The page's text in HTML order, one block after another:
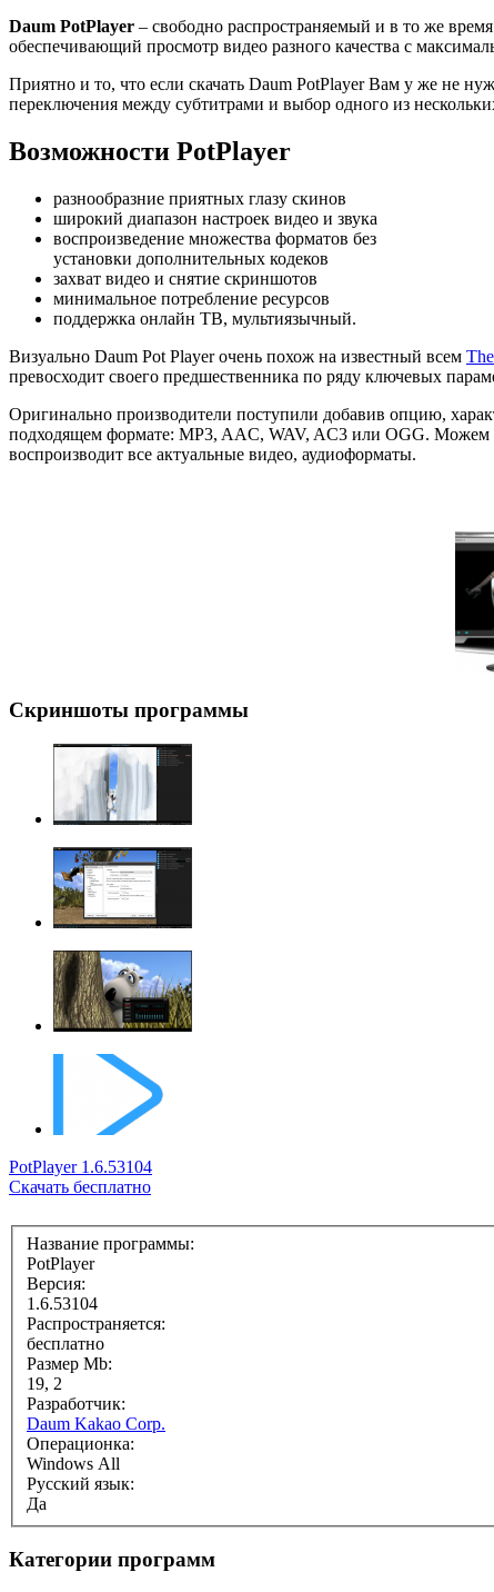
Daum PotPlayer – свободно распространяемый и в то же
обеспечивающий просмотр видео разного качества с
Приятно и то, что если скачать Daum PotPlayer Вам у же не
переключения между субтитрами и выбор одного из
Возможности PotPlayer
разнообразние приятных глазу скинов
широкий диапазон настроек видео и звука
воспроизведение множества форматов без
установки дополнительных кодеков
захват видео и снятие скриншотов
минимальное потребление ресурсов
поддержка онлайн ТВ, мультиязычный.
Визуально Daum Pot Player очень похож на известный всем
превосходит своего предшественника по ряду ключевых
Оригинально производители поступили добавив опцию,
подходящем формате: MP3, AAC, WAV, AC3 или OGG. Можем
воспроизводит все актуальные видео­, аудиоформаты.
Скриншоты программы
PotPlayer 1.6.53104
Скачать бесплатно
Название программы:
PotPlayer
Версия:
1.6.53104
Распространяется:
бесплатно
Размер Mb:
19, 2
Разработчик:
Daum Kakao Corp.
Операционка:
Windows All
Русский язык:
Да
Категории программ